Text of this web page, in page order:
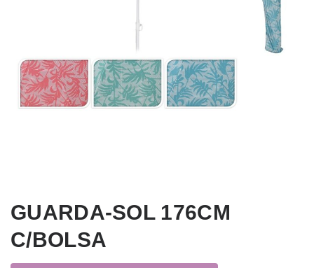
GUARDA-SOL 176CM
C/BOLSA